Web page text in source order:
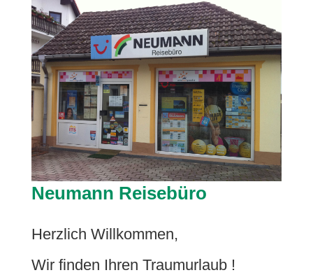
Neumann Reisebüro
Herzlich Willkommen,
Wir finden Ihren Traumurlaub !